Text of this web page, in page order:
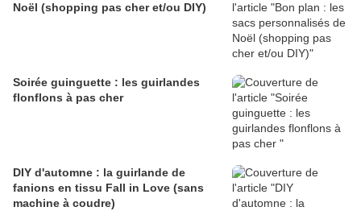
Noël (shopping pas cher et/ou DIY)
Soirée guinguette : les guirlandes
flonflons à pas cher
DIY d'automne : la guirlande de
fanions en tissu Fall in Love (sans
machine à coudre)